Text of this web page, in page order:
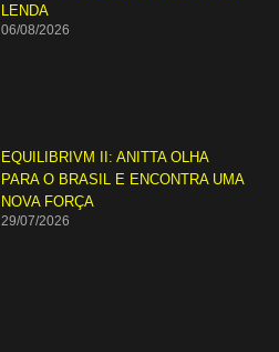
LENDA
06/08/2026
EQUILIBRIVM II: ANITTA OLHA
PARA O BRASIL E ENCONTRA UMA
NOVA FORÇA
29/07/2026